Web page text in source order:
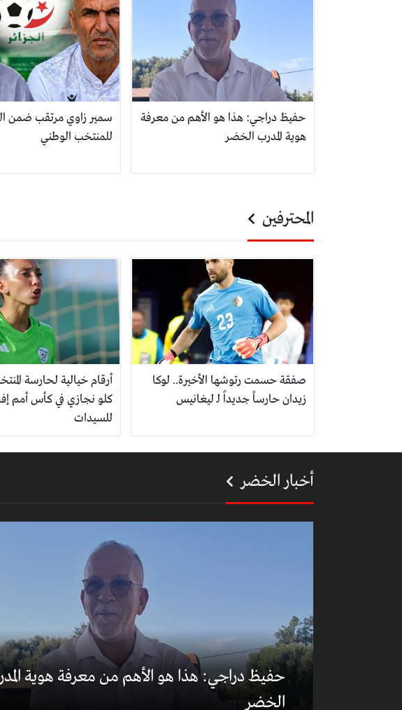
حفيظ دراجي: هذا هو الأهم من معرفة
هوية المدرب الخضر
سمير زاوي مرتقب ضمن
للمنتخب الوطني
المحترفين
صفقة حسمت رتوشها الأخيرة.. لوكا
زيدان حارساً جديداً لـ ليغانيس
أرقام خيالية لحارسة
كلو نجازي في كأس أمم
للسيدات
أخبار الخضر
حفيظ دراجي: هذا هو الأهم من معرفة هوية
الخضر